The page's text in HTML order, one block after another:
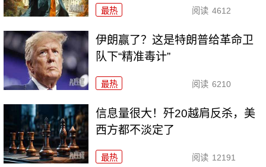
最热 阅读 4612
伊朗赢了？这是特朗普给革命卫
队下“精准毒计”
最热 阅读 6210
信息量很大！歼20越肩反杀，美
西方都不淡定了
最热 阅读 12191